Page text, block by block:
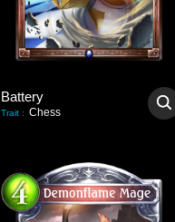
Battery
Trait : Chess